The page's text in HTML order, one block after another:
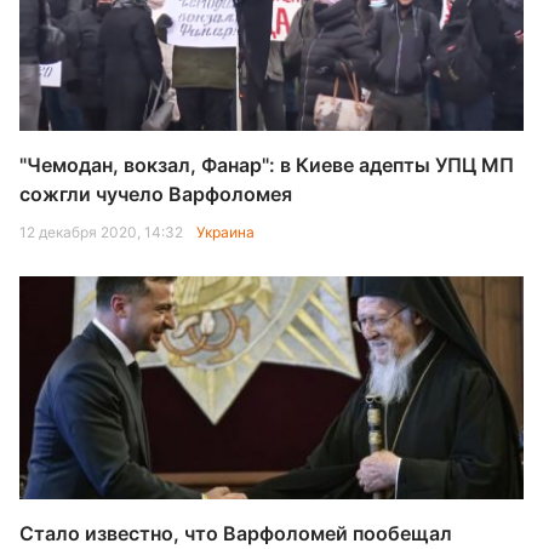
"Чемодан, вокзал, Фанар": в Киеве адепты УПЦ МП
сожгли чучело Варфоломея
12 декабря 2020, 14:32 Украина
Стало известно, что Варфоломей пообещал